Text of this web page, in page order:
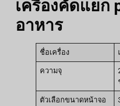
เครื่องคัดแยก
อาหาร
ชื่อเครื่อง
ความจุ
ตัวเลือกขนาดหน้าจอ